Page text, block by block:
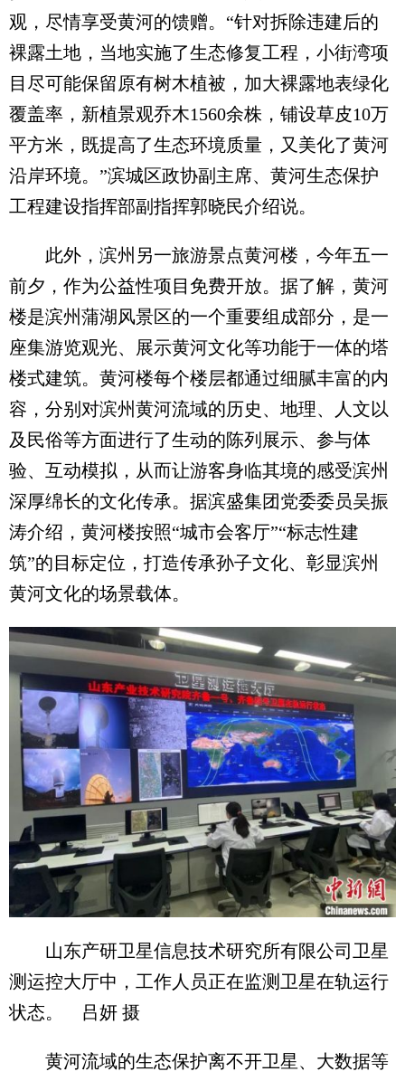
观，尽情享受黄河的馈赠。“针对拆除违建后的
裸露土地，当地实施了生态修复工程，小街湾项
目尽可能保留原有树木植被，加大裸露地表绿化
覆盖率，新植景观乔木1560余株，铺设草皮10万
平方米，既提高了生态环境质量，又美化了黄河
沿岸环境。”滨城区政协副主席、黄河生态保护
工程建设指挥部副指挥郭晓民介绍说。
此外，滨州另一旅游景点黄河楼，今年五一
前夕，作为公益性项目免费开放。据了解，黄河
楼是滨州蒲湖风景区的一个重要组成部分，是一
座集游览观光、展示黄河文化等功能于一体的塔
楼式建筑。黄河楼每个楼层都通过细腻丰富的内
容，分别对滨州黄河流域的历史、地理、人文以
及民俗等方面进行了生动的陈列展示、参与体
验、互动模拟，从而让游客身临其境的感受滨州
深厚绵长的文化传承。据滨盛集团党委委员吴振
涛介绍，黄河楼按照“城市会客厅”“标志性建
筑”的目标定位，打造传承孙子文化、彰显滨州
黄河文化的场景载体。
山东产研卫星信息技术研究所有限公司卫星
测运控大厅中，工作人员正在监测卫星在轨运行
状态。 吕妍 摄
黄河流域的生态保护离不开卫星、大数据等